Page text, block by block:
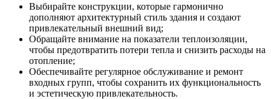
Выбирайте конструкции, которые гармонично
дополняют архитектурный стиль здания и создают
привлекательный внешний вид;
Обращайте внимание на показатели теплоизоляции,
чтобы предотвратить потери тепла и снизить расходы на
отопление;
Обеспечивайте регулярное обслуживание и ремонт
входных групп, чтобы сохранить их функциональность
и эстетическую привлекательность.